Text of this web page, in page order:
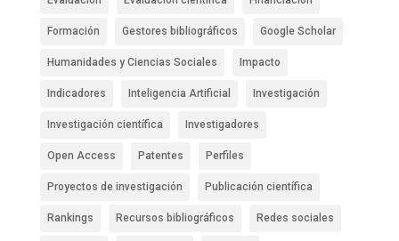
Formación Gestores bibliográficos Google Scholar
Humanidades y Ciencias Sociales Impacto
Indicadores Inteligencia Artificial Investigación
Investigación científica Investigadores
Open Access Patentes Perfiles
Proyectos de investigación Publicación científica
Rankings Recursos bibliográficos Redes sociales